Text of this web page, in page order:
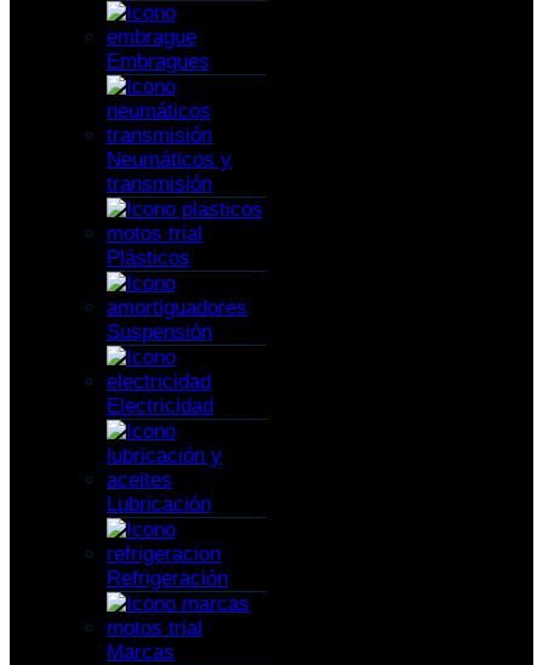
Embragues
Neumáticos y
transmisión
Plásticos
Suspensión
Electricidad
Lubricación
Refrigeración
Marcas